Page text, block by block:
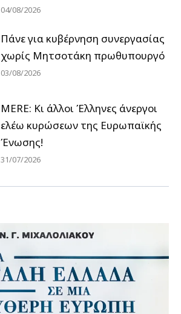
04/08/2026
Πάνε για κυβέρνηση συνεργασίας
χωρίς Μητσοτάκη πρωθυπουργό
03/08/2026
MERE: Κι άλλοι Έλληνες άνεργοι
ελέω κυρώσεων της Ευρωπαϊκής
Ένωσης!
31/07/2026